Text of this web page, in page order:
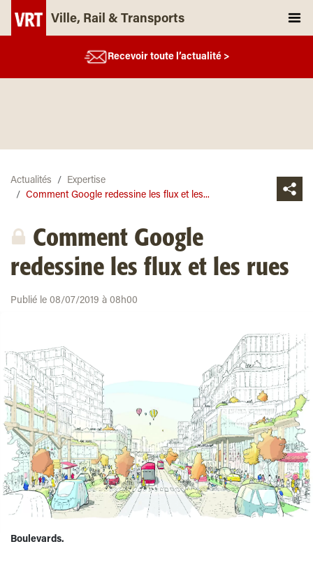
Ville, Rail & Transports
Recevoir toute l’actualité >
Actualités
Expertise
Comment Google redessine les flux et les...
Comment Google
redessine les flux et les rues
Publié le 08/07/2019 à 08h00
Boulevards.